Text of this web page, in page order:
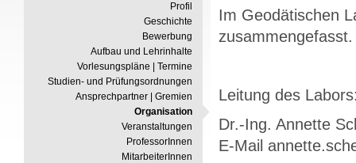
Profil
Geschichte
Bewerbung
Aufbau und Lehrinhalte
Vorlesungspläne | Termine
Studien- und Prüfungsordnungen
Ansprechpartner | Gremien
Organisation
Veranstaltungen
ProfessorInnen
MitarbeiterInnen
Im Geodätischen
zusammengefasst.
Leitung des
Dr.-Ing. Annette
E-Mail